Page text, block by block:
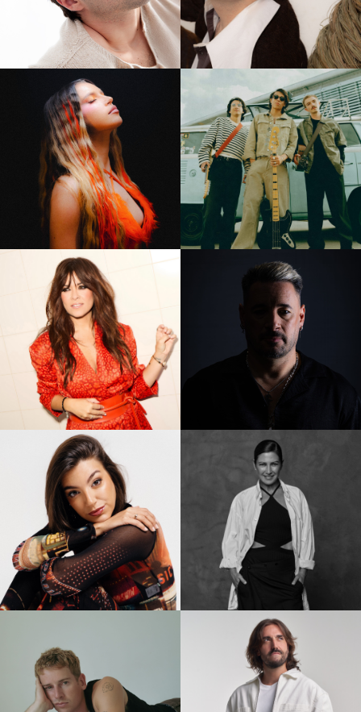
Martin Juanjo Bona
Denna TIMØ
Vanesa Martín
Ana Guerra Sara Baras